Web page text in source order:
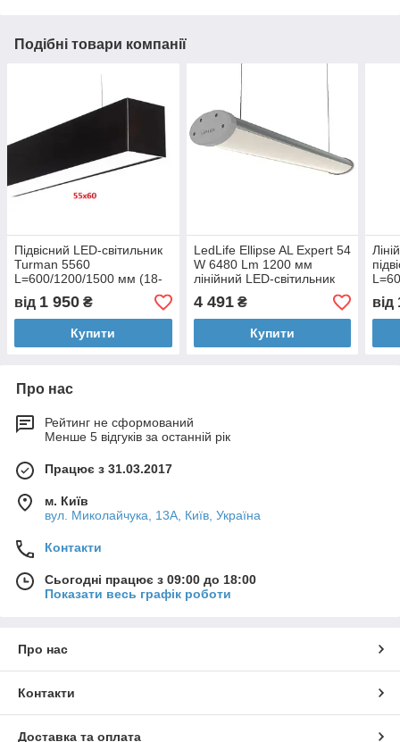
Подібні товари компанії
Підвісний LED-світильник
Turman 5560
L=600/1200/1500 мм (18-
40W; 2520-5600Lm)
від 1 950 ₴
Купити
LedLife Ellipse AL Expert 54
W 6480 Lm 1200 мм
лінійний LED-світильник
IP65 (алюміній)
4 491₴
Купити
від
Про нас
Рейтинг не сформований
Менше 5 відгуків за останній рік
Працює з 31.03.2017
м. Київ
вул. Миколайчука, 13А, Київ, Україна
Контакти
Сьогодні працює з 09:00 до 18:00
Показати весь графік роботи
Про нас
Контакти
Доставка та оплата